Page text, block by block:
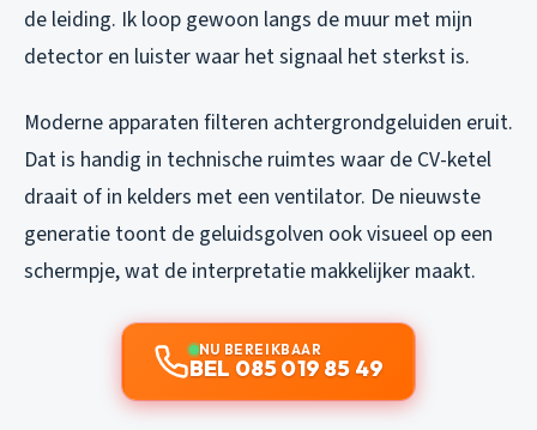
de leiding. Ik loop gewoon langs de muur met mijn
detector en luister waar het signaal het sterkst is.
Moderne apparaten filteren achtergrondgeluiden eruit.
Dat is handig in technische ruimtes waar de CV-ketel
draait of in kelders met een ventilator. De nieuwste
generatie toont de geluidsgolven ook visueel op een
schermpje, wat de interpretatie makkelijker maakt.
NU BEREIKBAAR
BEL 085 019 85 49